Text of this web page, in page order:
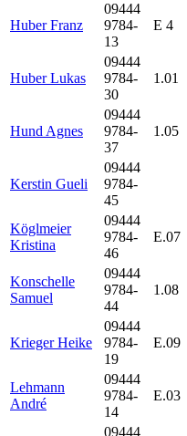
Huber Franz
09444
9784-
13
E 4
Huber Lukas
09444
9784-
30
1.01
Hund Agnes
09444
9784-
37
1.05
Kerstin Gueli
09444
9784-
45
Köglmeier
Kristina
09444
9784-
46
E.07
Konschelle
Samuel
09444
9784-
44
1.08
Krieger Heike
09444
9784-
19
E.09
Lehmann
André
09444
9784-
14
E.03
09444